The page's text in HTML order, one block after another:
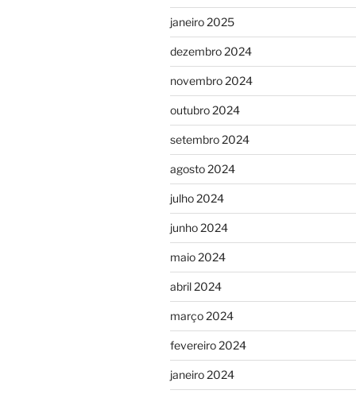
janeiro 2025
dezembro 2024
novembro 2024
outubro 2024
setembro 2024
agosto 2024
julho 2024
junho 2024
maio 2024
abril 2024
março 2024
fevereiro 2024
janeiro 2024